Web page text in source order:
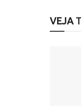
VEJA